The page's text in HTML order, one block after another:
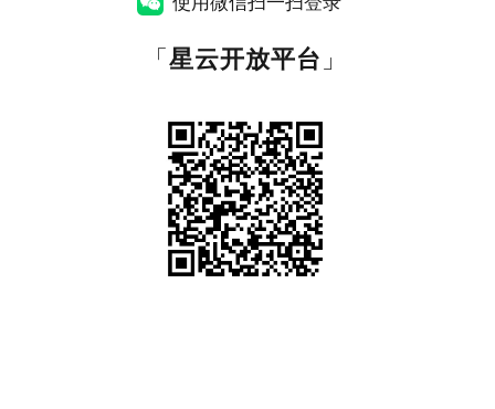
「星云开放平台 」